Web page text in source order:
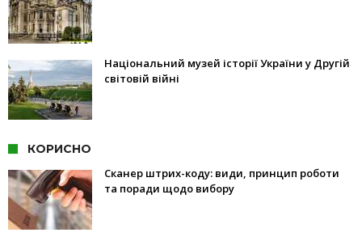
Національний музей історії України у Другій
світовій війні
КОРИСНО
Сканер штрих-коду: види, принцип роботи
та поради щодо вибору